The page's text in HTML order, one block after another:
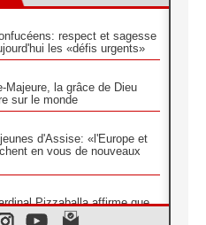
respect et sagesse
les «défis urgents»
Majeure, la grâce de Dieu
sur le monde
d'Assise: «l'Europe et
en vous de nouveaux
Pizzaballa affirme que
la paix»